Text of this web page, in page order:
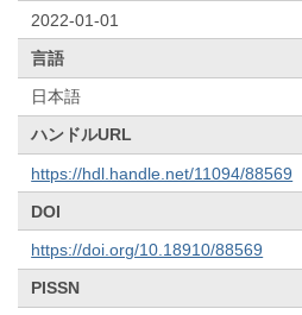
2022-01-01
言語
日本語
ハンドルURL
https://hdl.handle.net/11094/88569
DOI
https://doi.org/10.18910/88569
PISSN